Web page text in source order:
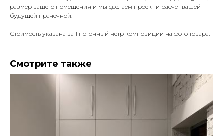
размер вашего помещения и мы сделаем проект и расчет вашей
будущей прачечной.
Стоимость указана за 1 погонный метр композиции на фото товара.
Смотрите также